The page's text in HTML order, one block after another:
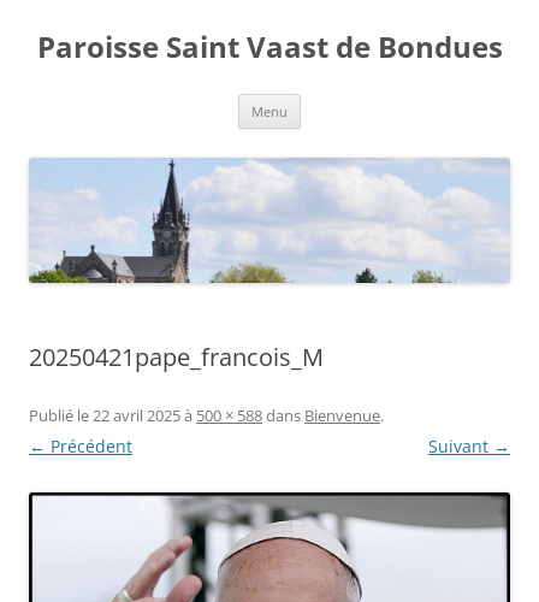
contenu
Paroisse Saint Vaast de Bondues
Menu
20250421pape_francois_M
Publié le22 avril 2025à 500 × 588dans Bienvenue.
← Précédent Suivant →